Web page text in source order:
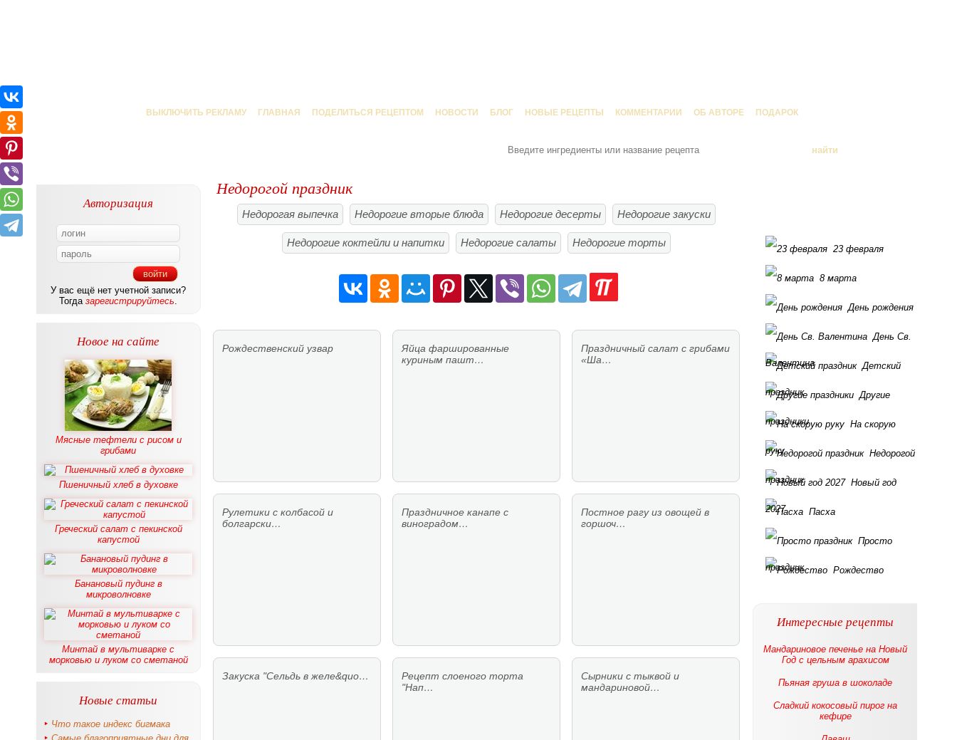
ВЫКЛЮЧИТЬ РЕКЛАМУ ГЛАВНАЯ ПОДЕЛИТЬСЯ РЕЦЕПТОМ НОВОСТИ БЛОГ НОВЫЕ РЕЦЕПТЫ КОММЕНТАРИИ ОБ АВТОРЕ ПОДАРОК
Авторизация
У вас ещё нет учетной записи?
Тогда зарегистрируйтесь.
Новое на сайте
Мясные тефтели с рисом и
грибами
Пшеничный хлеб в духовке
Греческий салат с пекинской
капустой
Банановый пудинг в
микроволновке
Минтай в мультиварке с
морковью и луком со сметаной
Новые статьи
Что такое индекс бигмака
Недорогой праздник
Недорогая выпечка Недорогие вторые блюда Недорогие десерты Недорогие закуски
Недорогие коктейли и напитки Недорогие салаты Недорогие торты
Рождественский узвар
Яйца фаршированные
куриным пашт…
Праздничный салат с грибами
«Ша…
Рулетики с колбасой и
болгарски…
Праздничное канапе с
виноградом…
Постное рагу из овощей в
горшоч…
Закуска "Сельдь в желе&quo…
Рецепт слоеного торта
"Нап…
Сырники с тыквой и
мандариновой…
23 февраля
8 марта
День рождения
День Св.
Валентина Детский
праздник Другие
праздники На скорую
руку Недорогой
праздник Новый год
2027 Пасха
Просто
праздник Рождество
Интересные рецепты
Мандариновое печенье на Новый
Год с цельным арахисом
Пьяная груша в шоколаде
Сладкий кокосовый пирог на
кефире